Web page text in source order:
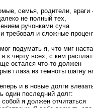
семья, родители, враги
не полный тех,
ручонками суча
требовал и сложные
подумать я, что миг
к черту всех, с кем
остался что-то должен
глаза из темноты шагну
и в новые долги
один последний долг:
я должен отчитаться